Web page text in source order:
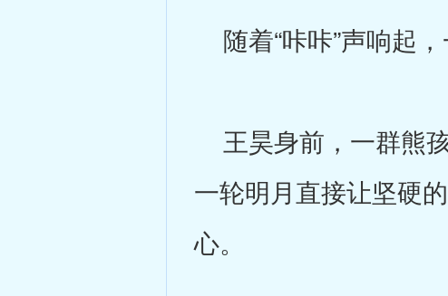
随着“咔咔”声响起
王昊身前，一群熊
一轮明月直接让坚硬
心。